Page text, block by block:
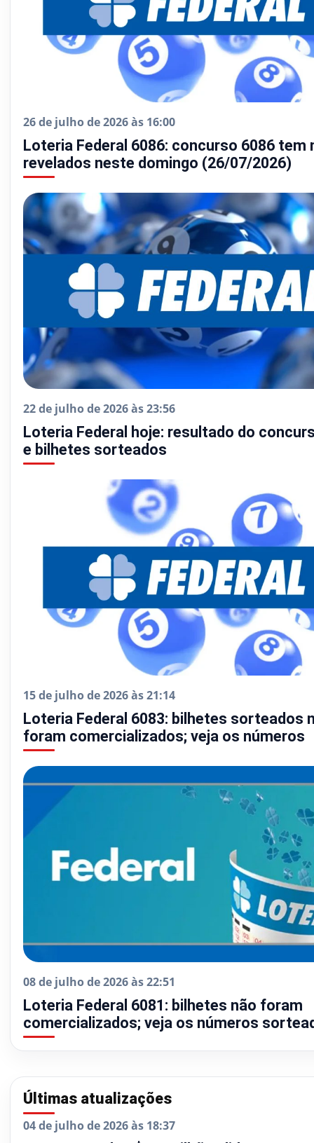
26 de julho de 2026 às 16:00
Loteria Federal 6086: concurso 6086 tem
revelados neste domingo (26/07/2026)
22 de julho de 2026 às 23:56
Loteria Federal hoje: resultado do
e bilhetes sorteados
15 de julho de 2026 às 21:14
Loteria Federal 6083: bilhetes sorteados
foram comercializados; veja os números
08 de julho de 2026 às 22:51
Loteria Federal 6081: bilhetes não foram
comercializados; veja os números
Últimas atualizações
04 de julho de 2026 às 18:37